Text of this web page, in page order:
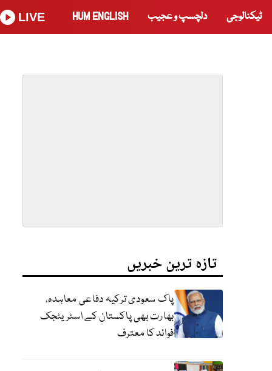
ٹیکنالوجی دلچسپ و عجیب HUM ENGLISH
LIVE
تازہ ترین خبریں
پاک سعودی ترکیہ دفاعی معاہدہ،
بھارت بھی پاکستان کے اسٹریٹجک
فوائد کا معترف